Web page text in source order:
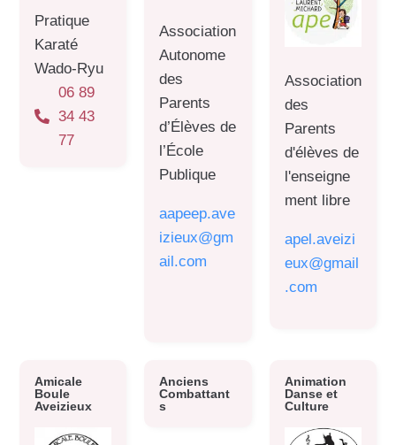
Pratique
Karaté
Wado-Ryu
06 89
34 43
77
Association
Autonome
des
Parents
d’Élèves de
l’École
Publique
aapeep.ave
izieux@gm
ail.com
Association
des
Parents
d'élèves de
l'enseigne
ment libre
apel.aveizi
eux@gmail
.com
Amicale
Boule
Aveizieux
Anciens
Combattant
s
Animation
Danse et
Culture